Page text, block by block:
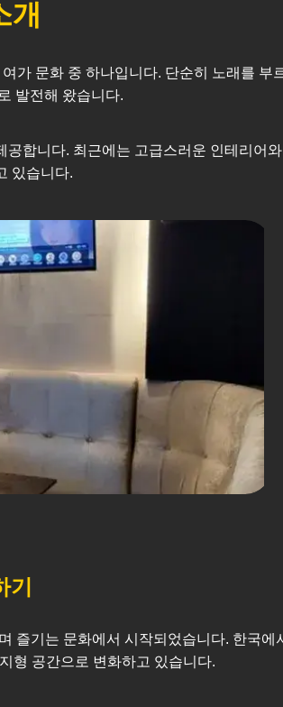
개
가 문화 중 하나입니다. 단순히 노래를 부
발전해 왔습니다.
합니다. 최근에는 고급스러운 인테리어
있습니다.
즐기는 문화에서 시작되었습니다. 한국
형 공간으로 변화하고 있습니다.